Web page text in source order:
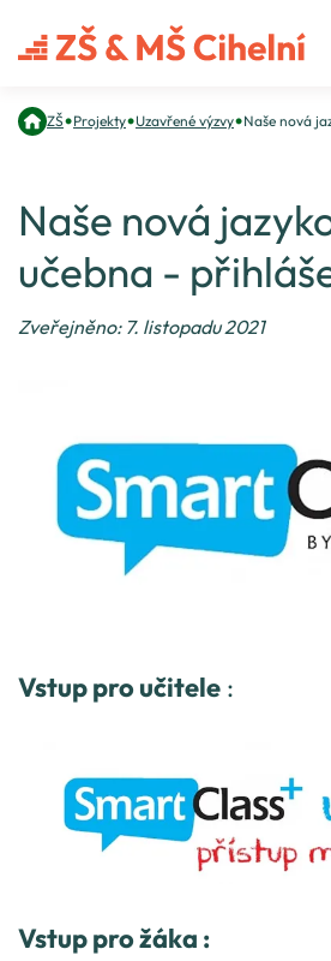
ZŠ•Projekty•Uzavřené výzvy•Naše nová
Naše nová
učebna -
Zveřejněno: 7. listopadu 2021
Vstup pro učitele :
Vstup pro žáka :